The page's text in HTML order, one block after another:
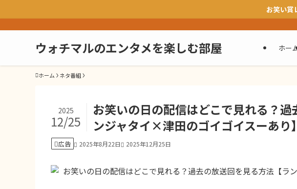
お笑い賞
ウォチマルのエンタメを楽しむ部屋 ホー
ホーム ネタ番組
お笑いの日の配信はどこで見れる？
ンジャタイ×津田のゴイゴイスーあり】
2025
12/25
広告 2025年8月22日 2025年12月25日